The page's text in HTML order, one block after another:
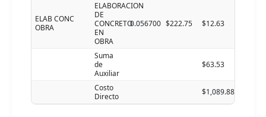
ELAB CONC
OBRA
ELABORACION
DE
CONCRETO
EN
OBRA
0.056700 $222.75 $12.63
Suma
de
Auxiliar
$63.53
Costo
Directo
$1,089.88